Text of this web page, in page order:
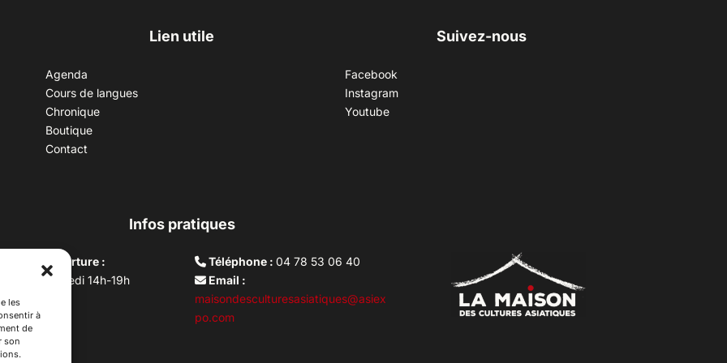
les
à
de
son
Lien utile
Agenda
Cours de langues
Chronique
Boutique
Contact
Suivez-nous
Facebook
Instagram
Youtube
Infos pratiques
d’ouverture :
au vendredi 14h-19h
10h –17h
lundi
Téléphone :04 78 53 06 40
Email :
maisondesculturesasiatiques@asiex
po.com